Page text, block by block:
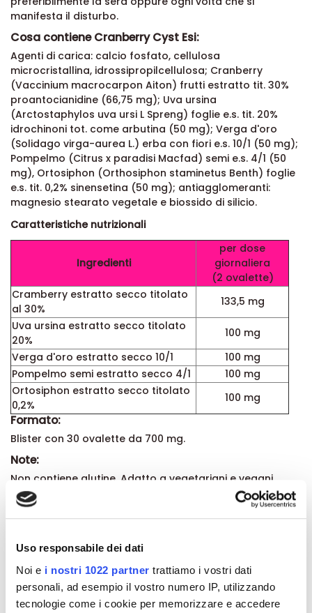
Uso responsabile dei dati
Noi e i nostri 1022 partner trattiamo i vostri dati
personali, ad esempio il vostro numero IP, utilizzando
tecnologie come i cookie per memorizzare e accedere
Cranberry Cyst Esi con abbondante acqua,
preferibilmente la sera oppure ogni volta che si
manifesta il disturbo.
Cosa contiene Cranberry Cyst Esi:
Agenti di carica: calcio fosfato, cellulosa
microcristallina, idrossipropilcellulosa; Cranberry
(Vaccinium macrocarpon Aiton) frutti estratto tit. 30%
proantocianidine (66,75 mg); Uva ursina
(Arctostaphylos uva ursi L Spreng) foglie e.s. tit. 20%
idrochinoni tot. come arbutina (50 mg); Verga d'oro
(Solidago virga-aurea L.) erba con fiori e.s. 10/1 (50 mg);
Pompelmo (Citrus x paradisi Macfad) semi e.s. 4/1 (50
mg), Ortosiphon (Orthosiphon staminetus Benth) foglie
e.s. tit. 0,2% sinensetina (50 mg); antiagglomeranti:
magnesio stearato vegetale e biossido di silicio.
Ingredienti
per dose
(2 ovalette)
Cramberry estratto secco titolato
al 30%
133,5 mg
Uva ursina estratto secco titolato
20%
100 mg
Verga d'oro estratto secco 10/1
100 mg
Pompelmo semi estratto secco 4/1
100 mg
Ortosiphon estratto secco titolato
0,2%
Blister con 30 ovalette da 700 mg.
Note:
Non contiene glutine. Adatto a vegetariani e vegani.
About ESI